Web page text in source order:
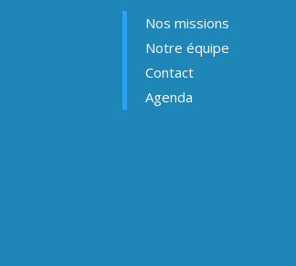
Nos missions
Notre équipe
Contact
Agenda